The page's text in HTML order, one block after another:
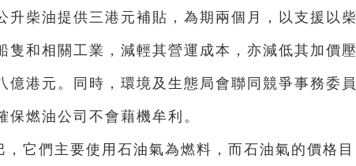
升柴油提供三港元補貼，為期兩個月，以支援以柴
隻和相關工業，減輕其營運成本，亦減低其加價壓
億港元。同時，環境及生態局會聯同競爭事務委員
燃油公司不會藉機牟利。
它們主要使用石油氣為燃料，而石油氣的價格目